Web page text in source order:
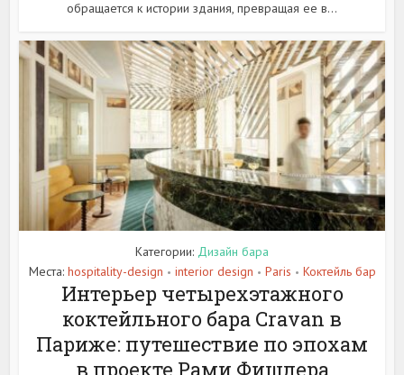
обращается к истории здания, превращая ее в...
Категории: Дизайн бара
Места: hospitality-design • interior design • Paris • Коктейль бар
Интерьер четырехэтажного
коктейльного бара Cravan в
Париже: путешествие по эпохам
в проекте Рами Фишлера